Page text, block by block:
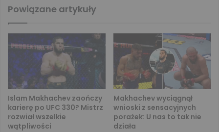
Powiązane artykuły
Islam Makhachev zaończy
karierę po UFC 330? Mistrz
rozwiał wszelkie
wątpliwości
Makhachev wyciągnął
wnioski z sensacyjnych
porażek: U nas to tak nie
działa